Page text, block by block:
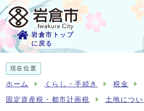
岩倉市トップ
に戻る
現在位置
ホーム くらし・手続き 税金
固定資産税・都市計画税 土地につい